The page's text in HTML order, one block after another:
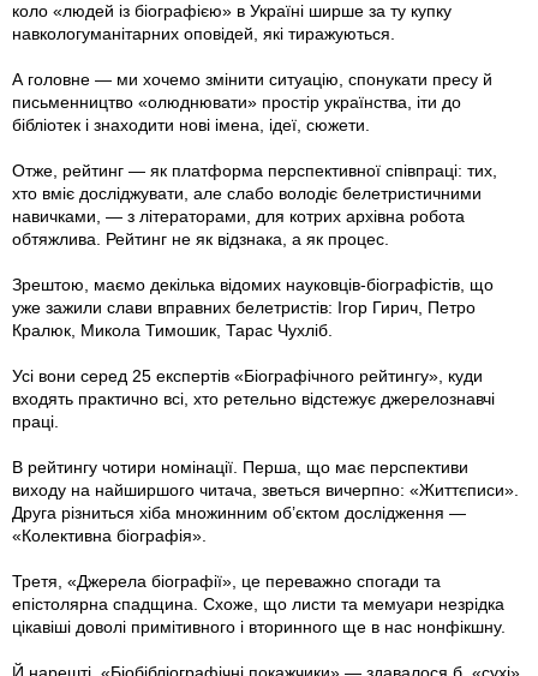
коло «людей із біографією» в Україні ширше за ту купку
навкологуманітарних оповідей, які тиражуються.
А головне — ми хочемо змінити ситуацію, спонукати пресу й
письменництво «олюднювати» простір українства, іти до
бібліотек і знаходити нові імена, ідеї, сюжети.
Отже, рейтинг — як платформа перспективної співпраці: тих,
хто вміє дослі­джувати, але слабо володіє белетристичними
навичками, — з літераторами, для котрих архівна робота
обтяжлива. Рейтинг не як відзнака, а як процес.
Зрештою, маємо декілька відомих науковців-біографістів, що
уже зажили слави вправних белетристів: Ігор Гирич, Петро
Кралюк, Микола Тимошик, Тарас Чухліб.
Усі вони серед 25 експертів «Біографічного рейтингу», куди
входять практично всі, хто ретельно відстежує джерелознавчі
праці.
В рейтингу чотири номінації. Перша, що має перспективи
виходу на найширшого читача, зветься вичерпно: «Життєписи».
Друга різниться хіба множинним об’єктом дослідження —
«Колективна біографія».
Третя, «Джерела біографії», це переважно спогади та
епістолярна спадщина. Схоже, що листи та мемуари незрідка
цікавіші доволі примітивного і вторинного ще в нас нонфікшну.